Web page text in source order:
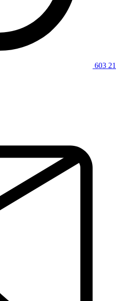
603